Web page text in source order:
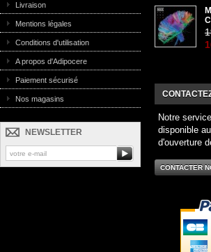
Livraison
Mentions légales
Conditions d'utilisation
A propos d'Adipocere
Paiement sécurisé
Nos magasins
NEWSLETTER
Notre
disponible
d'ouverture
CONTACTER